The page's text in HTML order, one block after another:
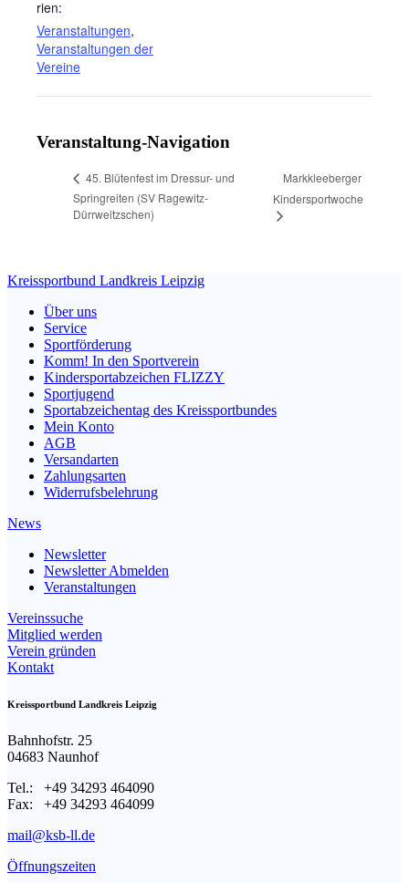
rien:
Veranstaltungen,
Veranstaltungen der
Vereine
Veranstaltung-Navigation
45. Blütenfest im Dressur- und
Springreiten (SV Ragewitz-
Dürrweitzschen)
Markkleeberger
Kindersportwoche
Kreissportbund Landkreis Leipzig
Über uns
Service
Sportförderung
Komm! In den Sportverein
Kindersportabzeichen FLIZZY
Sportjugend
Sportabzeichentag des Kreissportbundes
Mein Konto
AGB
Versandarten
Zahlungsarten
Widerrufsbelehrung
News
Newsletter
Newsletter Abmelden
Veranstaltungen
Vereinssuche
Mitglied werden
Verein gründen
Kontakt
Kreissportbund Landkreis Leipzig
Bahnhofstr. 25
04683 Naunhof
Tel.: +49 34293 464090
Fax: +49 34293 464099
mail@ksb-ll.de
Öffnungszeiten